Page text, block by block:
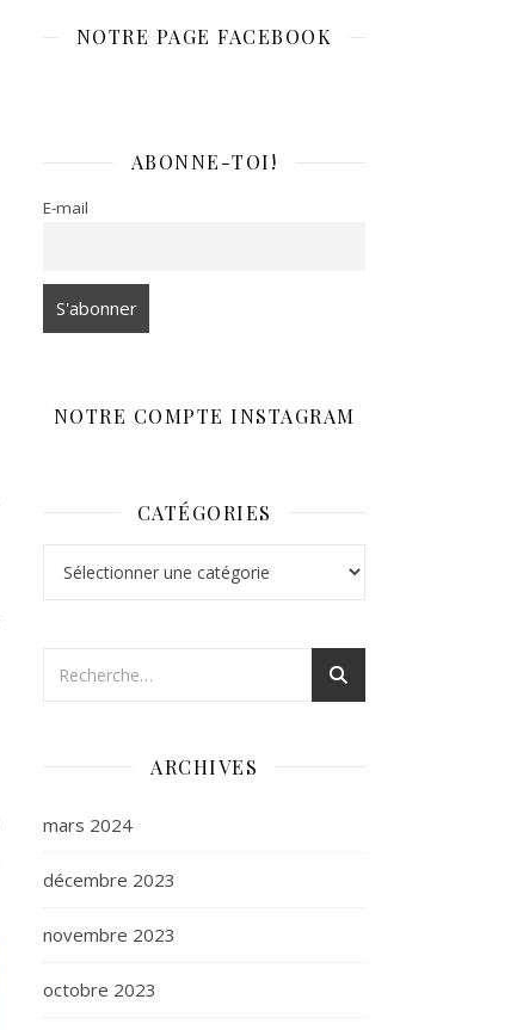
NOTRE PAGE FACEBOOK
ABONNE-TOI!
E-mail
NOTRE COMPTE INSTAGRAM
CATÉGORIES
ARCHIVES
mars 2024
décembre 2023
novembre 2023
octobre 2023